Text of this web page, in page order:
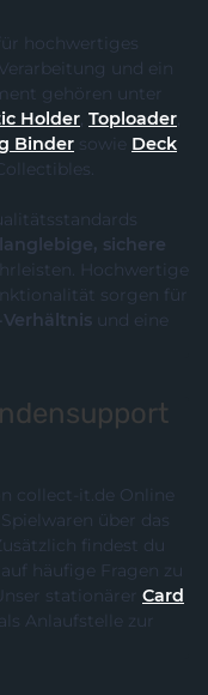
hochwertiges
und ein
gehören unter
Holder, Toploader,
Binder sowie Deck
langlebige, sichere
Hochwertige
sorgen für
und eine
collect-it.de Online
Shop für Sammelkarten, Sticker und Spielwaren über das
findest du
häufige Fragen zu
stationärer Card
Anlaufstelle zur